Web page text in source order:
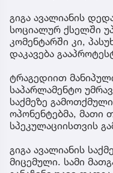
გიგა ავალიანის
სოციალურ ქსელში
კომენტარში კი,
დაკავება
ტრაგედიით
საპარლამენტო
საქმეზე
ოპონენტებმა, მათი
სპეკულაციისთვის
გიგა ავალიანის
მიცემული. სამი